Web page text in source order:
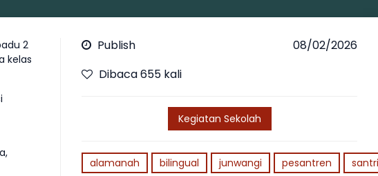
2
kelas
Publish
08/02/2026
Dibaca 655 kali
Kegiatan Sekolah
alamanah bilingual junwangi pesantren